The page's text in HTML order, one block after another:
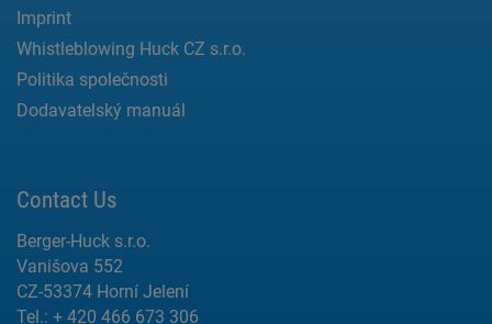
Imprint
Whistleblowing Huck CZ s.r.o.
Politika společnosti
Dodavatelský manuál
Contact Us
Berger-Huck s.r.o.
Vanišova 552
CZ-53374 Horní Jelení
Tel.: + 420 466 673 306